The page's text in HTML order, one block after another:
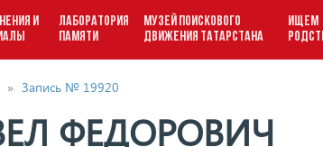
И
ЛАБОРАТОРИЯ
ПАМЯТИ
МУЗЕЙ ПОИСКОВОГО
ДВИЖЕНИЯ ТАТАРСТАНА
ИЩЕМ
» Запись № 19920
ФЕДОРОВИЧ